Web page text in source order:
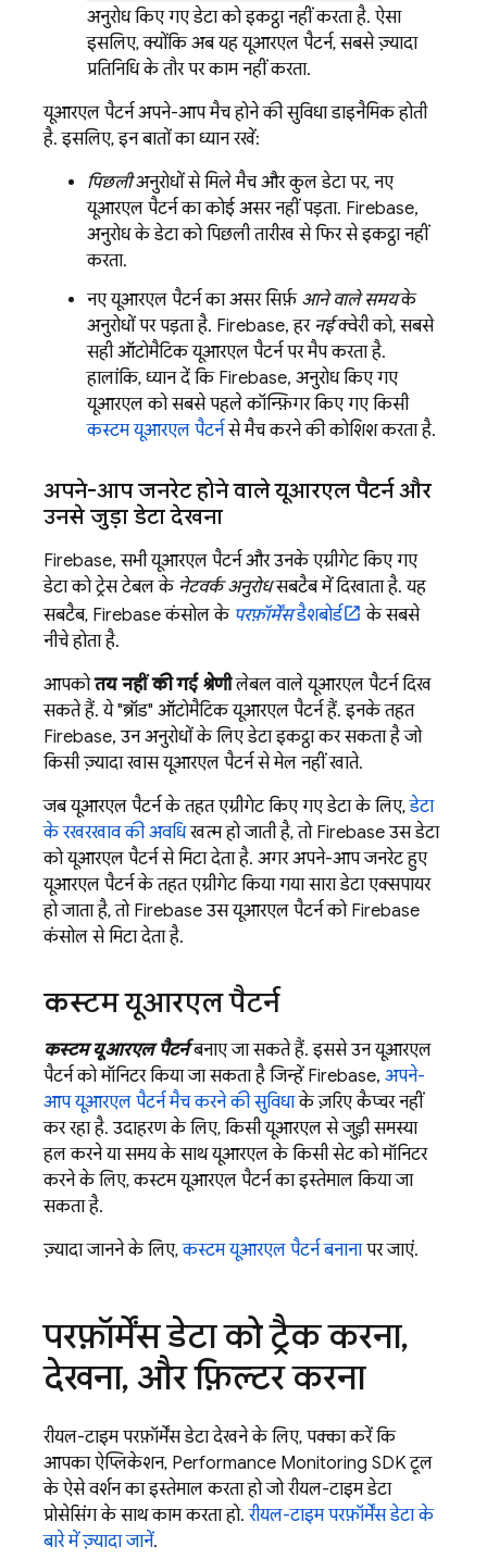
अनुरोध किए गए डेटा को इकट्ठा नहीं करता है. ऐसा
इसलिए, क्योंकि अब यह यूआरएल पैटर्न, सबसे ज़्यादा
प्रतिनिधि के तौर पर काम नहीं करता.
यूआरएल पैटर्न अपने-आप मैच होने की सुविधा डाइनैमिक होती
है. इसलिए, इन बातों का ध्यान रखें:
पिछलीअनुरोधों से मिले मैच और कुल डेटा पर, नए
यूआरएल पैटर्न का कोई असर नहीं पड़ता. Firebase,
अनुरोध के डेटा को पिछली तारीख से फिर से इकट्ठा नहीं
करता.
नए यूआरएल पैटर्न का असर सिर्फ़ आने वाले समयके
अनुरोधों पर पड़ता है. Firebase, हर नईक्वेरी को, सबसे
सही ऑटोमैटिक यूआरएल पैटर्न पर मैप करता है.
हालांकि, ध्यान दें कि Firebase, अनुरोध किए गए
यूआरएल को सबसे पहले कॉन्फ़िगर किए गए किसी
कस्टम यूआरएल पैटर्नसे मैच करने की कोशिश करता है.
अपने-आप जनरेट होने वाले यूआरएल पैटर्न और
उनसे जुड़ा डेटा देखना
Firebase, सभी यूआरएल पैटर्न और उनके एग्रीगेट किए गए
डेटा को ट्रेस टेबल के नेटवर्क अनुरोधसबटैब में दिखाता है. यह
सबटैब, Firebaseकंसोल के परफ़ॉर्मेंसडैशबोर्ड
के सबसे
नीचे होता है.
आपकोतय नहीं की गई श्रेणीलेबल वाले यूआरएल पैटर्न दिख
सकते हैं. ये "ब्रॉड" ऑटोमैटिक यूआरएल पैटर्न हैं. इनके तहत
Firebase, उन अनुरोधों के लिए डेटा इकट्ठा कर सकता है जो
किसी ज़्यादा खास यूआरएल पैटर्न से मेल नहीं खाते.
जब यूआरएल पैटर्न के तहत एग्रीगेट किए गए डेटा के लिए,डेटा
के रखरखाव की अवधिखत्म हो जाती है, तो Firebase उस डेटा
को यूआरएल पैटर्न से मिटा देता है. अगर अपने-आप जनरेट हुए
यूआरएल पैटर्न के तहत एग्रीगेट किया गया सारा डेटा एक्सपायर
हो जाता है, तो Firebase उस यूआरएल पैटर्न को Firebase
कंसोल से मिटा देता है.
कस्टम यूआरएल पैटर्न
कस्टम यूआरएल पैटर्नबनाए जा सकते हैं. इससे उन यूआरएल
पैटर्न को मॉनिटर किया जा सकता है जिन्हें Firebase, अपने-
आप यूआरएल पैटर्न मैच करने की सुविधाके ज़रिए कैप्चर नहीं
कर रहा है. उदाहरण के लिए, किसी यूआरएल से जुड़ी समस्या
हल करने या समय के साथ यूआरएल के किसी सेट को मॉनिटर
करने के लिए, कस्टम यूआरएल पैटर्न का इस्तेमाल किया जा
सकता है.
ज़्यादा जानने के लिए,कस्टम यूआरएल पैटर्न बनानापर जाएं.
परफ़ॉर्मेंस डेटा को ट्रैक करना,
देखना, और फ़िल्टर करना
रीयल-टाइम परफ़ॉर्मेंस डेटा देखने के लिए, पक्का करें कि
आपका ऐप्लिकेशन, Performance Monitoring SDK टूल
के ऐसे वर्शन का इस्तेमाल करता हो जो रीयल-टाइम डेटा
प्रोसेसिंग के साथ काम करता हो.रीयल-टाइम परफ़ॉर्मेंस डेटा के
बारे में ज़्यादा जानें.